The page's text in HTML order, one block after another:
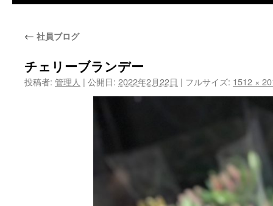
ン
ツ
へ
← 社員ブログ
チェリーブランデー
投稿者: 管理人 | 公開日: 2022年2月22日 | フルサイズ: 1512 ×